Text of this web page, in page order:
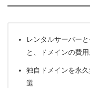
レンタルサーバー
と、ドメインの費
独自ドメインを永
選